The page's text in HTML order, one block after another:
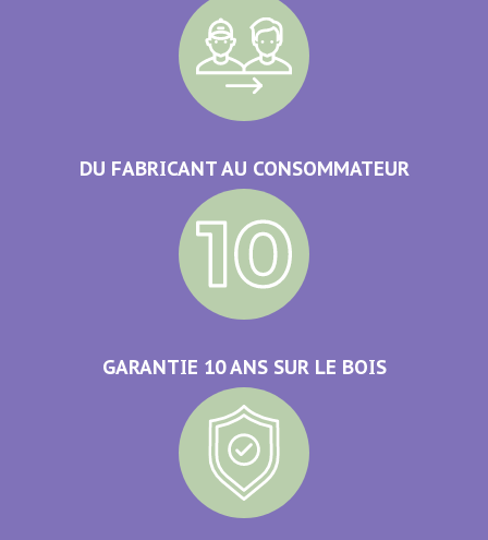
DU FABRICANT AU CONSOMMATEUR
GARANTIE 10 ANS SUR LE BOIS